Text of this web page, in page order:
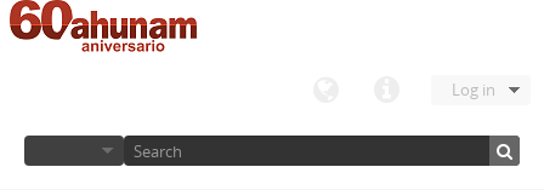
Log in